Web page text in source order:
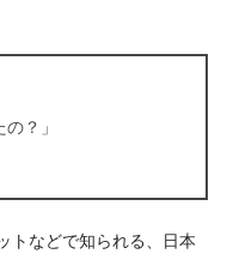
？」
トなどで知られる、日本